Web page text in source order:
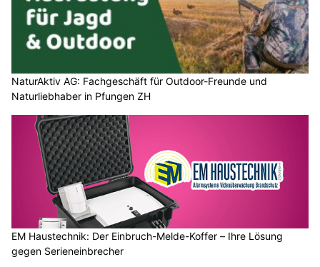
NaturAktiv AG: Fachgeschäft für Outdoor-Freunde und
Naturliebhaber in Pfungen ZH
EM Haustechnik: Der Einbruch-Melde-Koffer – Ihre Lösung
gegen Serieneinbrecher